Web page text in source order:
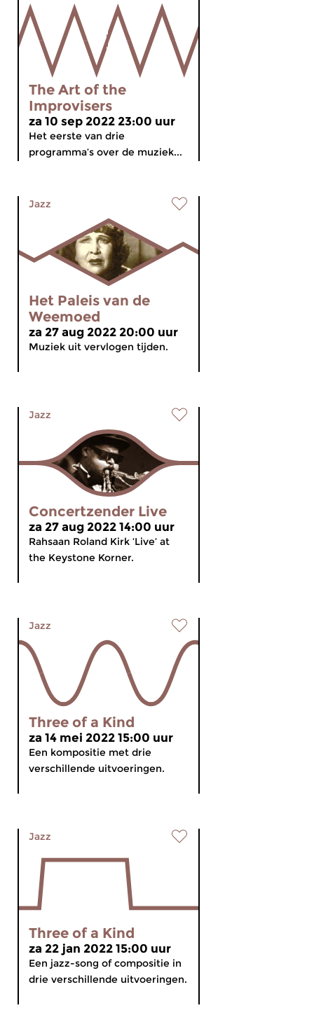
The Art of the
Improvisers
za 10 sep 2022 23:00 uur
Het eerste van drie
programma’s over de muziek...
Jazz
Het Paleis van de
Weemoed
za 27 aug 2022 20:00 uur
Muziek uit vervlogen tijden.
Jazz
Concertzender Live
za 27 aug 2022 14:00 uur
Rahsaan Roland Kirk ‘Live’ at
the Keystone Korner.
Jazz
Three of a Kind
za 14 mei 2022 15:00 uur
Een kompositie met drie
verschillende uitvoeringen.
Jazz
Three of a Kind
za 22 jan 2022 15:00 uur
Een jazz-song of compositie in
drie verschillende uitvoeringen.